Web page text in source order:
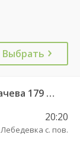
Выбрать
Саратов АВ Центральный ул им Пугачева 179 А — Красный Кут (ул Рабочая 125 А) 622
20:20
Лебедевка с. пов.